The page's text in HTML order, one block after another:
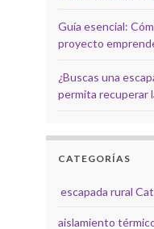
Guía esencial:
proyecto
¿Buscas una
permita recuperar
CATEGORÍAS
escapada rural
aislamiento